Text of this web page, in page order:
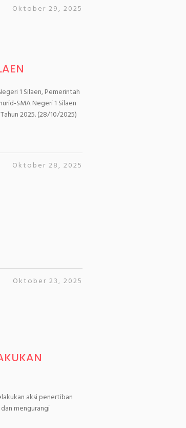
Oktober 29, 2025
1 Silaen, Pemerintah
SMA Negeri 1 Silaen
2025. (28/10/2025)
Oktober 28, 2025
Oktober 23, 2025
aksi penertiban
mengurangi